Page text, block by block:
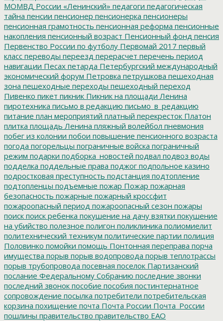
МОМВД России «Ленинский» педагоги педагогическая
тайна пенсии пенсионер пенсионерка пенсионеры
пенсионная грамотность пенсионная реформа пенсионные
накопления пенсионный возраст Пенсионный фонд пенсия
Первенство России по футболу Первомай 2017 первый
класс переводы переезд перерасчет перечень период
навигации Песах петарда Петербургский международный
экономический форум Петровка петрушкова пешеходная
зона пешеходные переходы пешеходный переход
Пивенко пикет пикник Пикник на площади Ленина
пиротехника письмо в редакцию письмо_в_редакцию
питание план мероприятий платный перекресток Платон
плитка площадь Ленина пляжный волейбол пневмония
побег из колонии побои повышение пенсионного возраста
погода погорельцы пограничные войска пограничный
режим подарки подборка_новостей подвал подвоз воды
подделка поддельные права поджог подпольное казино
подростковая преступность подстанция подтопление
подтопленцы подъемные пожар Пожар пожарная
безопасность пожарные пожарный кроссфит
пожароопасный период пожароопасный сезон пожары
поиск поиск ребенка покушение на дачу взятки покушение
на убийство полезное полигон поликлиника полиомиелит
политехнический техникум политические партии полиция
Половинко помойки помощь Понтонная переправа порча
имущества порыв порыв водопровода порыв теплотрассы
порыв трубопровода посевная поселок Партизанский
послание Федеральному Собранию последние звонки
последний звонок пособие пособия постинтернатное
сопровождение посылка потребители потребительская
корзина похищение почта Почта России Почта_России
пошлины правительство правительство ЕАО